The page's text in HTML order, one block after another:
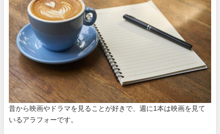
昔から映画やドラマを見ることが好きで、週に1本は映画を見て
いるアラフォーです。